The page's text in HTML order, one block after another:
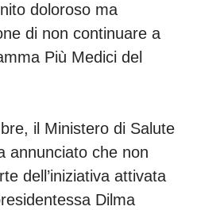
doloroso ma
di non continuare a
Più Medici del
il Ministero di Salute
annunciato che non
dell’iniziativa attivata
Dilma